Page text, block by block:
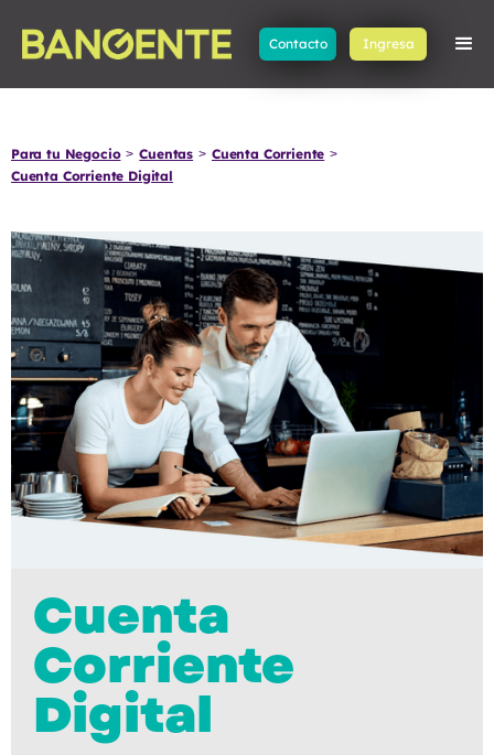
Contacto Ingresa
Para tu Negocio > Cuentas > Cuenta Corriente >
Cuenta Corriente Digital
Cuenta
Corriente
Digital